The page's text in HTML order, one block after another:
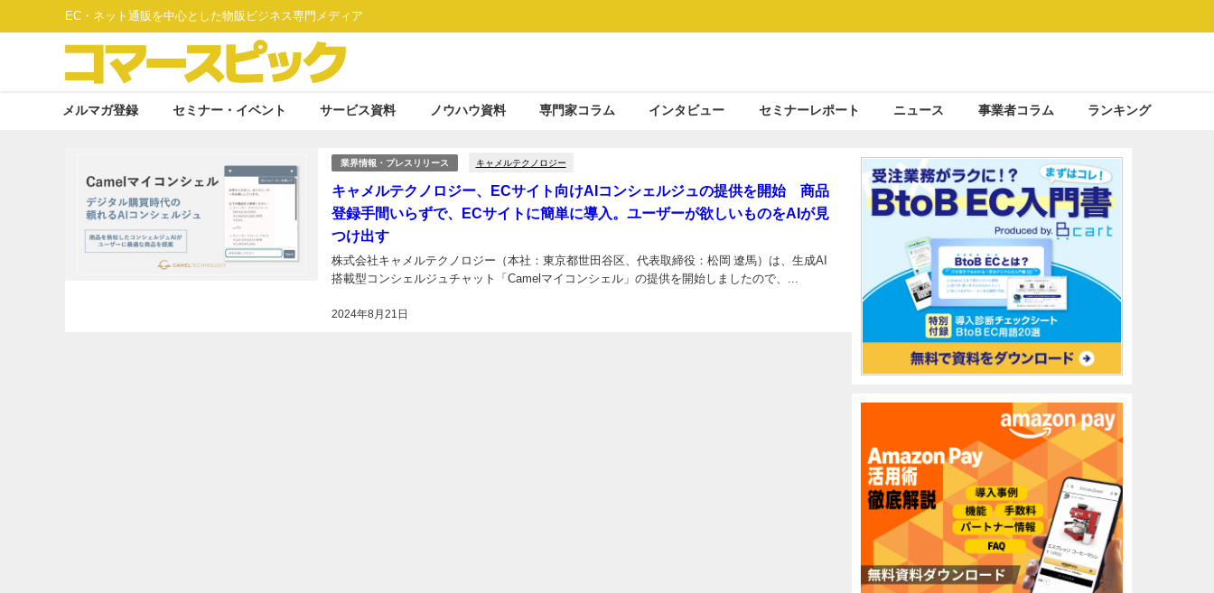
EC・ネット通販を中心とした物販ビジネス専門メディア
メルマガ登録 セミナー・イベント サービス資料 ノウハウ資料 専門家コラム インタビュー セミナーレポート ニュース 事業者コラム ランキング
業界情報・プレスリリース キャメルテクノロジー
キャメルテクノロジー、ECサイト向けAIコンシェルジュの提供を開始 商品
登録手間いらずで、ECサイトに簡単に導入。ユーザーが欲しいものをAIが見
つけ出す
2024年8月21日
株式会社キャメルテクノロジー（本社：東京都世田谷区、代表取締役：松岡 遼馬）は、生成AI
搭載型コンシェルジュチャット「Camelマイコンシェル」の提供を開始しましたので、...